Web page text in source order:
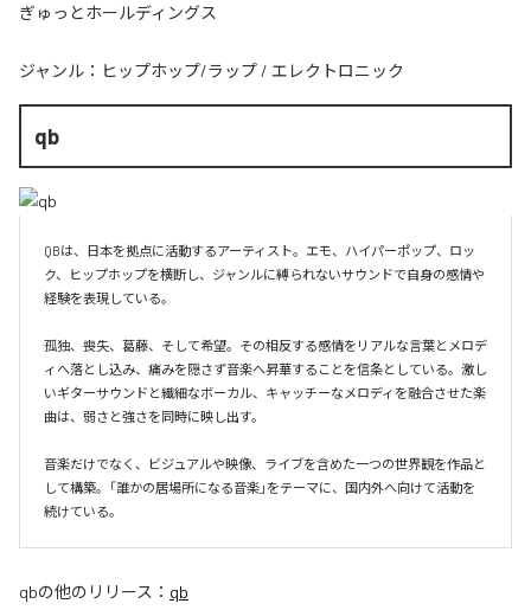
ぎゅっとホールディングス
ジャンル： ヒップホップ/ラップ / エレクトロニック
qb
QBは、日本を拠点に活動するアーティスト。エモ、ハイパーポップ、ロッ
ク、ヒップホップを横断し、ジャンルに縛られないサウンドで自身の感情や
経験を表現している。
孤独、喪失、葛藤、そして希望。その相反する感情をリアルな言葉とメロデ
ィへ落とし込み、痛みを隠さず音楽へ昇華することを信条としている。激し
いギターサウンドと繊細なボーカル、キャッチーなメロディを融合させた楽
曲は、弱さと強さを同時に映し出す。
音楽だけでなく、ビジュアルや映像、ライブを含めた一つの世界観を作品と
して構築。「誰かの居場所になる音楽」をテーマに、国内外へ向けて活動を
続けている。
qbの他のリリース： qb